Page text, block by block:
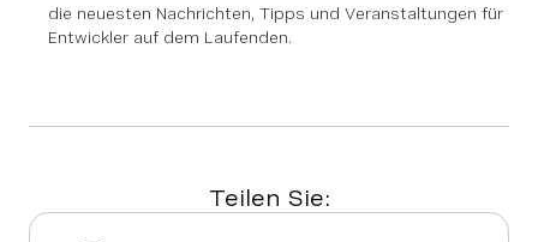
die neuesten Nachrichten, Tipps und Veranstaltungen für
Entwickler auf dem Laufenden.
Teilen Sie: